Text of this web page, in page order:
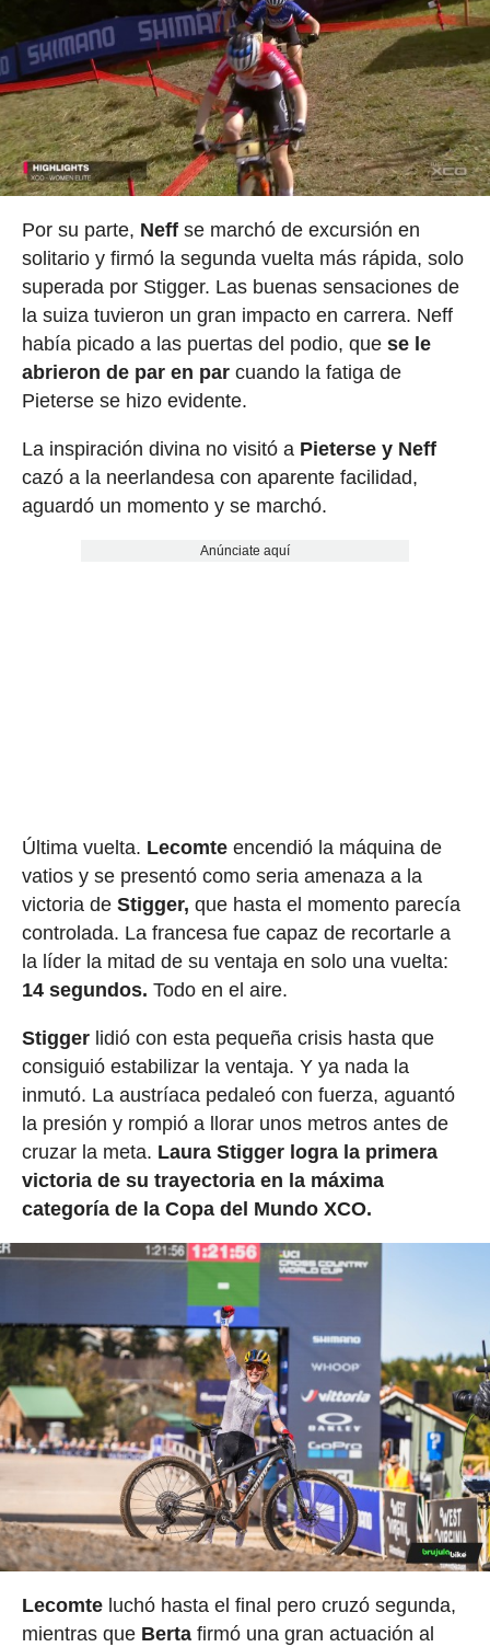
Por su parte, Neffse marchó de excursión en
solitario y firmó la segunda vuelta más rápida, solo
superada por Stigger. Las buenas sensaciones de
la suiza tuvieron un gran impacto en carrera. Neff
había picado a las puertas del podio, que se le
abrieron de par en parcuando la fatiga de
Pieterse se hizo evidente.
La inspiración divina no visitó a Pieterse y Neff
cazó a la neerlandesa con aparente facilidad,
aguardó un momento y se marchó.
Anúnciate aquí
Última vuelta. Lecomteencendió la máquina de
vatios y se presentó como seria amenaza a la
victoria de Stigger, que hasta el momento parecía
controlada. La francesa fue capaz de recortarle a
la líder la mitad de su ventaja en solo una vuelta:
14 segundos. Todo en el aire.
Stiggerlidió con esta pequeña crisis hasta que
consiguió estabilizar la ventaja. Y ya nada la
inmutó. La austríaca pedaleó con fuerza, aguantó
la presión y rompió a llorar unos metros antes de
cruzar la meta. Laura Stigger logra la primera
victoria de su trayectoria en la máxima
categoría de la Copa del Mundo XCO.
Lecomteluchó hasta el final pero cruzó segunda,
mientras que Berta firmó una gran actuación al